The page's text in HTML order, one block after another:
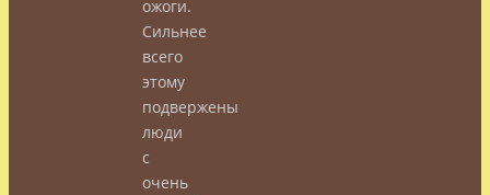
ожоги.
Сильнее
всего
этому
подвержены
люди
с
очень